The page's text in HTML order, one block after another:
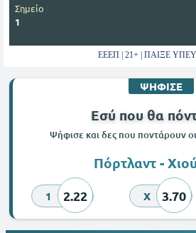
Σημείο
1
ΕΕΕΠ | 21+ | ΠΑΙΞΕ
ΨΗΦΙΣΕ
Εσύ που θα
Ψήφισε και δες που ποντάρουν
Πόρτλαντ -
1 2.22 X 3.70